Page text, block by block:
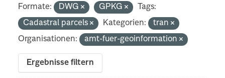
Formate: DWG GPKG
Tags:
Cadastral parcels
Kategorien:
tran
Organisationen:
amt-fuer-geoinformation
Ergebnisse filtern